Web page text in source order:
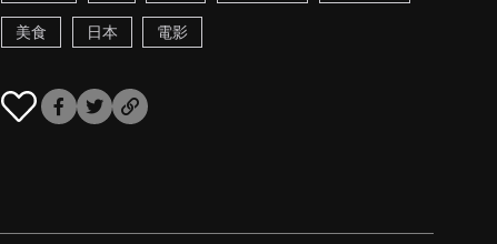
美食 日本 電影